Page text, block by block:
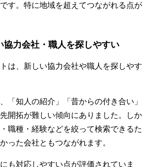
す。特に地域を超えてつながれる点が
協力会社・職人を探しやすい
は、新しい協力会社や職人を探しやす
「知人の紹介」「昔からの付き合い」
開拓が難しい傾向にありました。しか
職種・経験などを絞って検索できるた
った会社ともつながれます。
も対応しやすい点が評価されていま